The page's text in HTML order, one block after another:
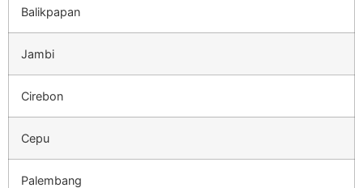
Balikpapan
Jambi
Cirebon
Cepu
Palembang